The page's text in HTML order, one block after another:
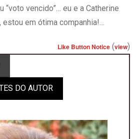
“voto vencido”… eu e a Catherine
em ótima companhia!…
Like Button Notice (view)
DO AUTOR